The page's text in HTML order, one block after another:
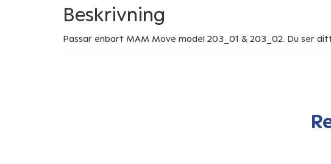
Beskrivning
Passar enbart MAM Move model 203_01 & 203_02. Du ser